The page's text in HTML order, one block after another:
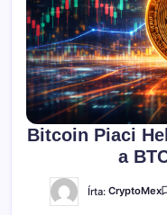
Bitcoin Piaci
a
Írta: CryptoMex